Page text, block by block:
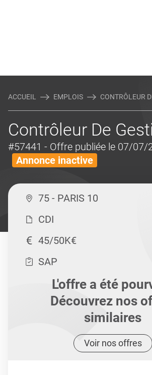
ACCUEIL EMPLOIS CONTRÔLEUR
Contrôleur De
#57441 - Offre publiée le 07/07/
Annonce inactive
75 - PARIS 10
CDI
45/50K€
SAP
L'offre a été
Découvrez nos
similaires
Voir nos offres